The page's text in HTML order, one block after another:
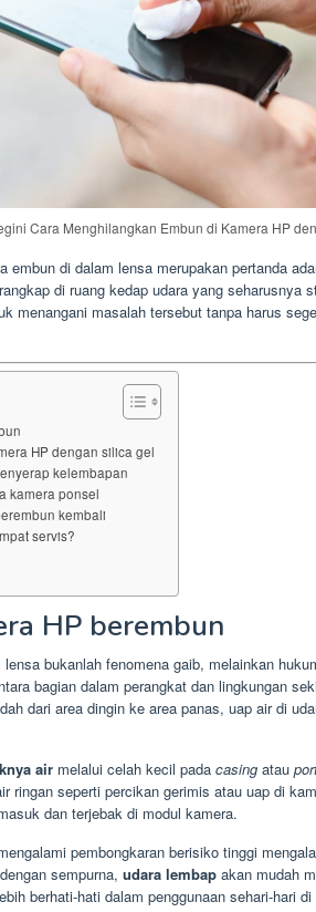
Cara Menghilangkan Embun di Kamera HP
embun di dalam lensa merupakan pertanda
di ruang kedap udara yang seharusnya
menangani masalah tersebut tanpa harus
HP dengan silica gel
kelembapan
kamera ponsel
kembali
servis?
HP berembun
bukanlah fenomena gaib, melainkan
bagian dalam perangkat dan lingkungan
dari area dingin ke area panas, uap air di
air melalui celah kecil pada casing atau
ringan seperti percikan gerimis atau uap di
dan terjebak di modul kamera.
pembongkaran berisiko tinggi
sempurna, udara lembap akan mudah
berhati-hati dalam penggunaan sehari-hari